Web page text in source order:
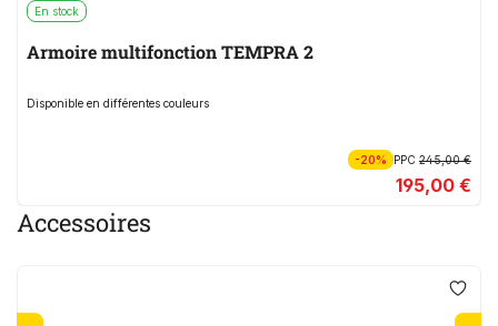
En stock
Armoire multifonction TEMPRA 2
Disponible en différentes couleurs
-20% PPC245,00 €
195,00 €
Accessoires